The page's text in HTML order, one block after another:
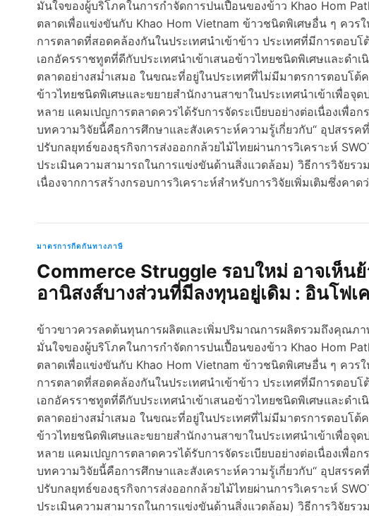
มั่นใจของผู้บริโภคในการกำจัดการปนเปื้อนของข้าว Khao Hom
ตลาดเพื่อแข่งขันกับ Khao Hom Vietnam ข้าวชนิดพิเศษอื่น ๆ คว
การตลาดที่สอดคล้องกันในประเทศนำเข้าข้าว ประเทศที่มีการตอบ
เอกอัครราชทูตที่ดีกับประเทศนำเข้าเสนอข้าวไทยชนิดพิเศษและดำ
ตลาดอย่างสม่ำเสมอ ในขณะที่อยู่ในประเทศที่ไม่มีมาตรการตอบโต้
ข้าวไทยชนิดพิเศษและขยายสำนักงานสาขาในประเทศนำเข้าเพื่อจุ
หลาย แคมเปญการตลาดควรได้รับการจัดระเบียบอย่างต่อเนื่องเพื่
บทความวิจัยนี้คือการศึกษาและสังเคราะห์ความรู้เกี่ยวกับ“ อุปสรร
ปรับกลยุทธ์ของธุรกิจการส่งออกกล้วยไม้ไทยผ่านการวิเคราะห์
ประเมินความสามารถในการแข่งขันด้านสิ่งแวดล้อม) วิธีการวิจัยร
เนื่องจากการสร้างกรอบการวิเคราะห์สำหรับการวิจัยเพิ่มเติมซึ่งคาด
มาตรการกีดกันทางภาษี
Commerce Struggle รอบใหม่ อาจเห็น
อานิสงส์บางส่วนที่มีลงทุนอยู่เดิม : อินโฟเ
ข้าวขาวควรลดต้นทุนการผลิตและเพิ่มปริมาณการผลิตรวมถึงคุณภ
มั่นใจของผู้บริโภคในการกำจัดการปนเปื้อนของข้าว Khao Hom
ตลาดเพื่อแข่งขันกับ Khao Hom Vietnam ข้าวชนิดพิเศษอื่น ๆ คว
การตลาดที่สอดคล้องกันในประเทศนำเข้าข้าว ประเทศที่มีการตอบ
เอกอัครราชทูตที่ดีกับประเทศนำเข้าเสนอข้าวไทยชนิดพิเศษและดำ
ตลาดอย่างสม่ำเสมอ ในขณะที่อยู่ในประเทศที่ไม่มีมาตรการตอบโต้
ข้าวไทยชนิดพิเศษและขยายสำนักงานสาขาในประเทศนำเข้าเพื่อจุ
หลาย แคมเปญการตลาดควรได้รับการจัดระเบียบอย่างต่อเนื่องเพื่
บทความวิจัยนี้คือการศึกษาและสังเคราะห์ความรู้เกี่ยวกับ“ อุปสรร
ปรับกลยุทธ์ของธุรกิจการส่งออกกล้วยไม้ไทยผ่านการวิเคราะห์
ประเมินความสามารถในการแข่งขันด้านสิ่งแวดล้อม) วิธีการวิจัยร